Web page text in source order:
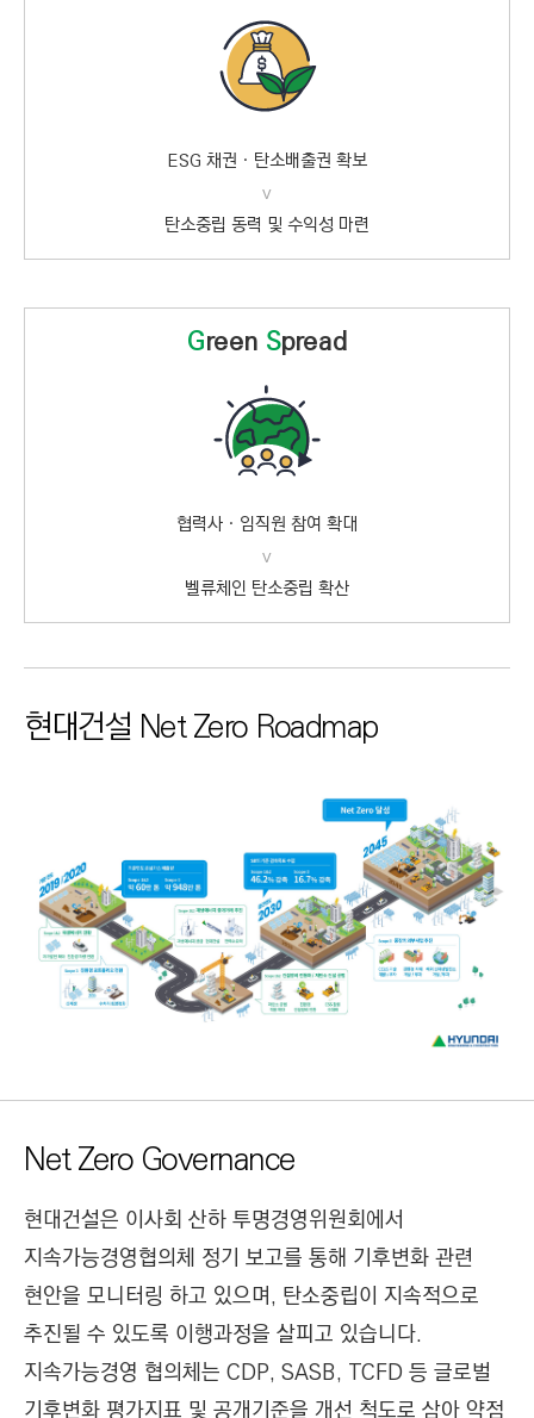
ESG 채권ㆍ탄소배출권 확보
v
탄소중립 동력 및 수익성 마련
Green Spread
협력사ㆍ임직원 참여 확대
v
벨류체인 탄소중립 확산
현대건설 Net Zero Roadmap
Net Zero Governance
현대건설은 이사회 산하 투명경영위원회에서
지속가능경영협의체 정기 보고를 통해 기후변화 관련
현안을 모니터링 하고 있으며, 탄소중립이 지속적으로
추진될 수 있도록 이행과정을 살피고 있습니다.
지속가능경영 협의체는 CDP, SASB, TCFD 등 글로벌
기후변화 평가지표 및 공개기준을 개선 척도로 삼아 약점